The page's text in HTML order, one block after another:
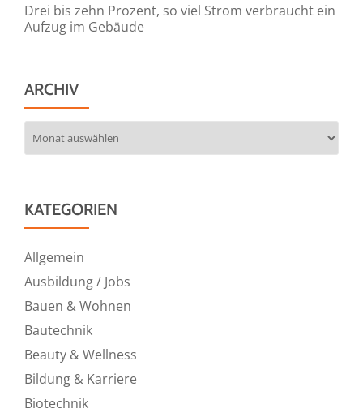
Drei bis zehn Prozent, so viel Strom verbraucht ein
Aufzug im Gebäude
ARCHIV
KATEGORIEN
Allgemein
Ausbildung / Jobs
Bauen & Wohnen
Bautechnik
Beauty & Wellness
Bildung & Karriere
Biotechnik